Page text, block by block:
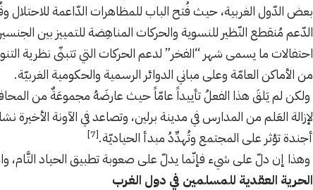
بعض الدّول الغربية، حيث فُتح الباب للمظاهرات الدّاعمة للاحتلال
الدّعم مُنقطع النّظير للنسوية والحركات المناهِضة للتمييز بين
احتفالات ما يسمى شهر “الفخر” لدعم الحركات التي تتبنّى نظرية
من الأماكن العامّة وعلى مباني الدوائر الرسمية والحكومية الغربيّة.
ولكن لم يَلقَ هذا الفعلُ تأييداً عامّاً حيث عارضَهُ مجموعَةٌ من
لإزالة العَلم من المدارس في مدينة برلين، وتصاعد في الآونة الأخيرة
أجندة تؤثر على المجتمع وتُهدِّدُ مبدأ الحياديّة.[7]
وهذا إن دلّ على شيء فإنّما يدلّ على صعوبة تطبيق الحياد التَّام،
الحرية العقدية للمسلمين في دول الغرب